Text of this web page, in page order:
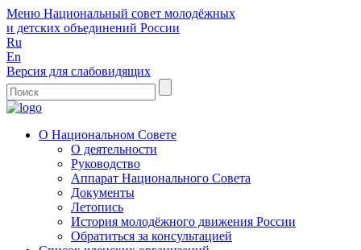
Меню Национальный совет молодёжных
и детских объединений России
Ru
En
Версия для слабовидящих
О Национальном Совете
О деятельности
Руководство
Аппарат Национального Совета
Документы
Летопись
История молодёжного движения России
Обратиться за консультацией